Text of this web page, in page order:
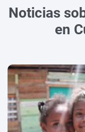
Noticias
en